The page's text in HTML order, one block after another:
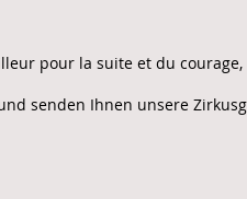
pour la suite et du
senden Ihnen unsere